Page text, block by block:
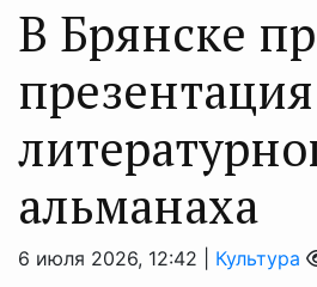
В Брянске
презентация
альманаха
6 июля 2026, 12:42 | Культура